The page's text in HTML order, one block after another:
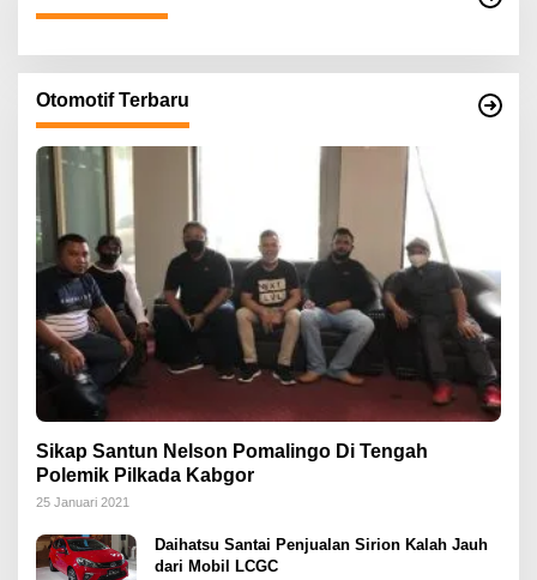
Otomotif Terbaru
Sikap Santun Nelson Pomalingo Di Tengah
Polemik Pilkada Kabgor
25 Januari 2021
Daihatsu Santai Penjualan Sirion Kalah Jauh
dari Mobil LCGC